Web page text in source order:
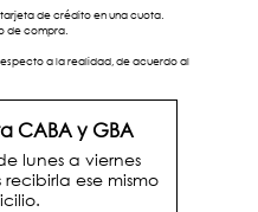
de crédito en una cuota.
de compra.
a la realidad, de acuerdo al
CABA y GBA
lunes a viernes
ese mismo